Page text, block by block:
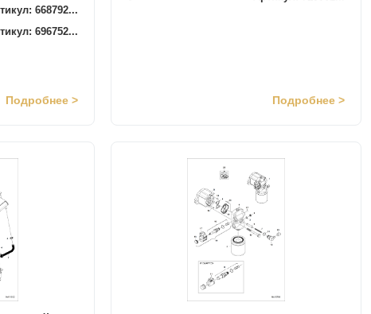
668792...
696752...
Подробнее > Подробнее >